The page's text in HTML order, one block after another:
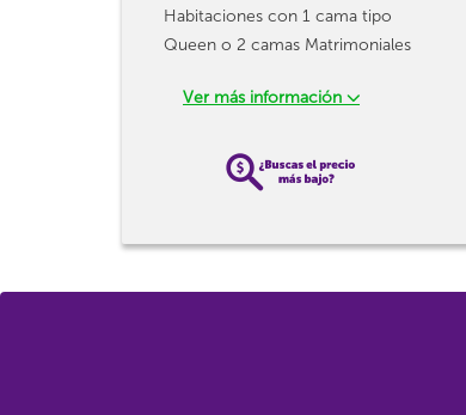
Habitaciones con 1 cama tipo
Queen o 2 camas Matrimoniales
Ver más información